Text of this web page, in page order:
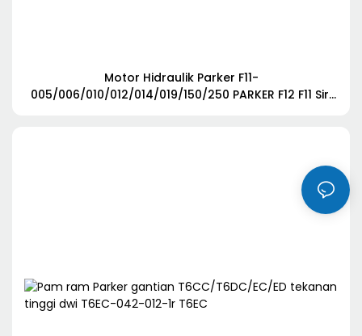
Motor Hidraulik Parker F11-
005/006/010/012/014/019/150/250 PARKER F12 F11 Siri